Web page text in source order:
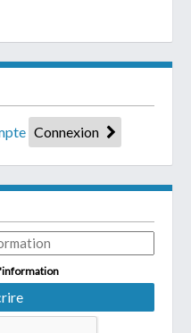
Connexion